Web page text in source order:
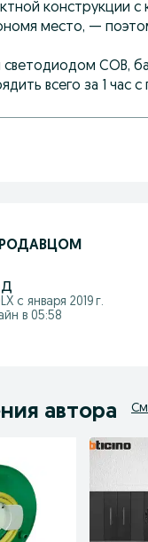
конструкции
место, —
COB,
всего за 1 час
с января 2019 г.
в 05:58
автора